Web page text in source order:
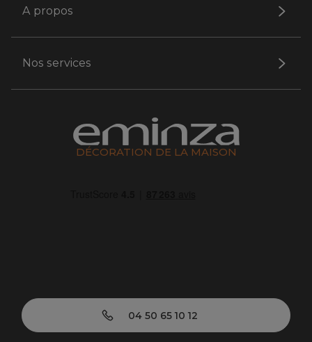
A propos
Nos services
DÉCORATION DE LA MAISON
04 50 65 10 12